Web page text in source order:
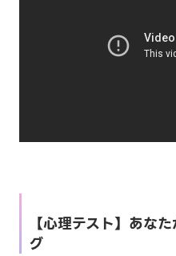
【心理テスト】あな
グ